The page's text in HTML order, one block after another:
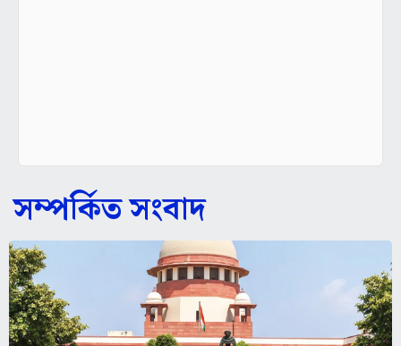
সম্পর্কিত সংবাদ